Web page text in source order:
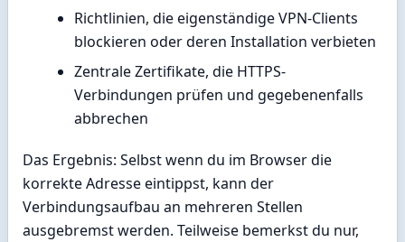
Richtlinien, die eigenständige VPN-Clients
blockieren oder deren Installation verbieten
Zentrale Zertifikate, die HTTPS-
Verbindungen prüfen und gegebenenfalls
abbrechen
Das Ergebnis: Selbst wenn du im Browser die
korrekte Adresse eintippst, kann der
Verbindungsaufbau an mehreren Stellen
ausgebremst werden. Teilweise bemerkst du nur,